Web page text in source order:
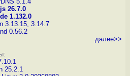
26.7.0
1.132.0
3.13.15, 3.14.7
0.56.2
далее>>
25.2.1